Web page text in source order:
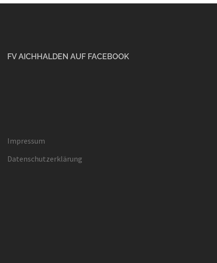
FV AICHHALDEN AUF FACEBOOK
Impressum
Datenschutzerklärung